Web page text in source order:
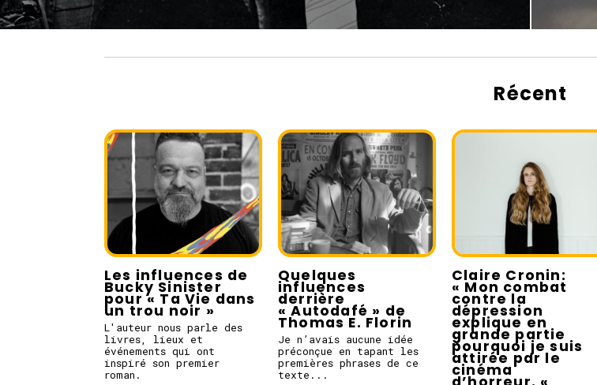
Récent
Les influences de
Bucky Sinister
pour « Ta Vie dans
un trou noir »
L'auteur nous parle des
livres, lieux et
événements qui ont
inspiré son premier
roman.
Quelques
influences
derrière
« Autodafé » de
Thomas E. Florin
Je n’avais aucune idée
préconçue en tapant les
premières phrases de ce
texte...
Claire Cronin:
« Mon combat
contre la
dépression
explique en
grande partie
pourquoi je suis
attirée par le
cinéma